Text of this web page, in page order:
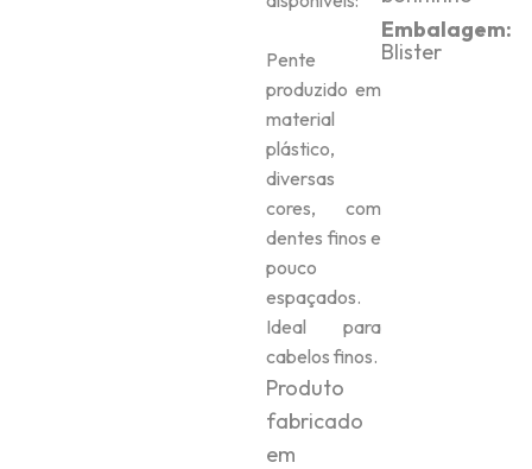
Pente
produzido em
material
plástico,
diversas
cores, com
dentes finos e
pouco
espaçados.
Ideal para
cabelos finos.
Produto
fabricado
em
Embalagem:
Blister